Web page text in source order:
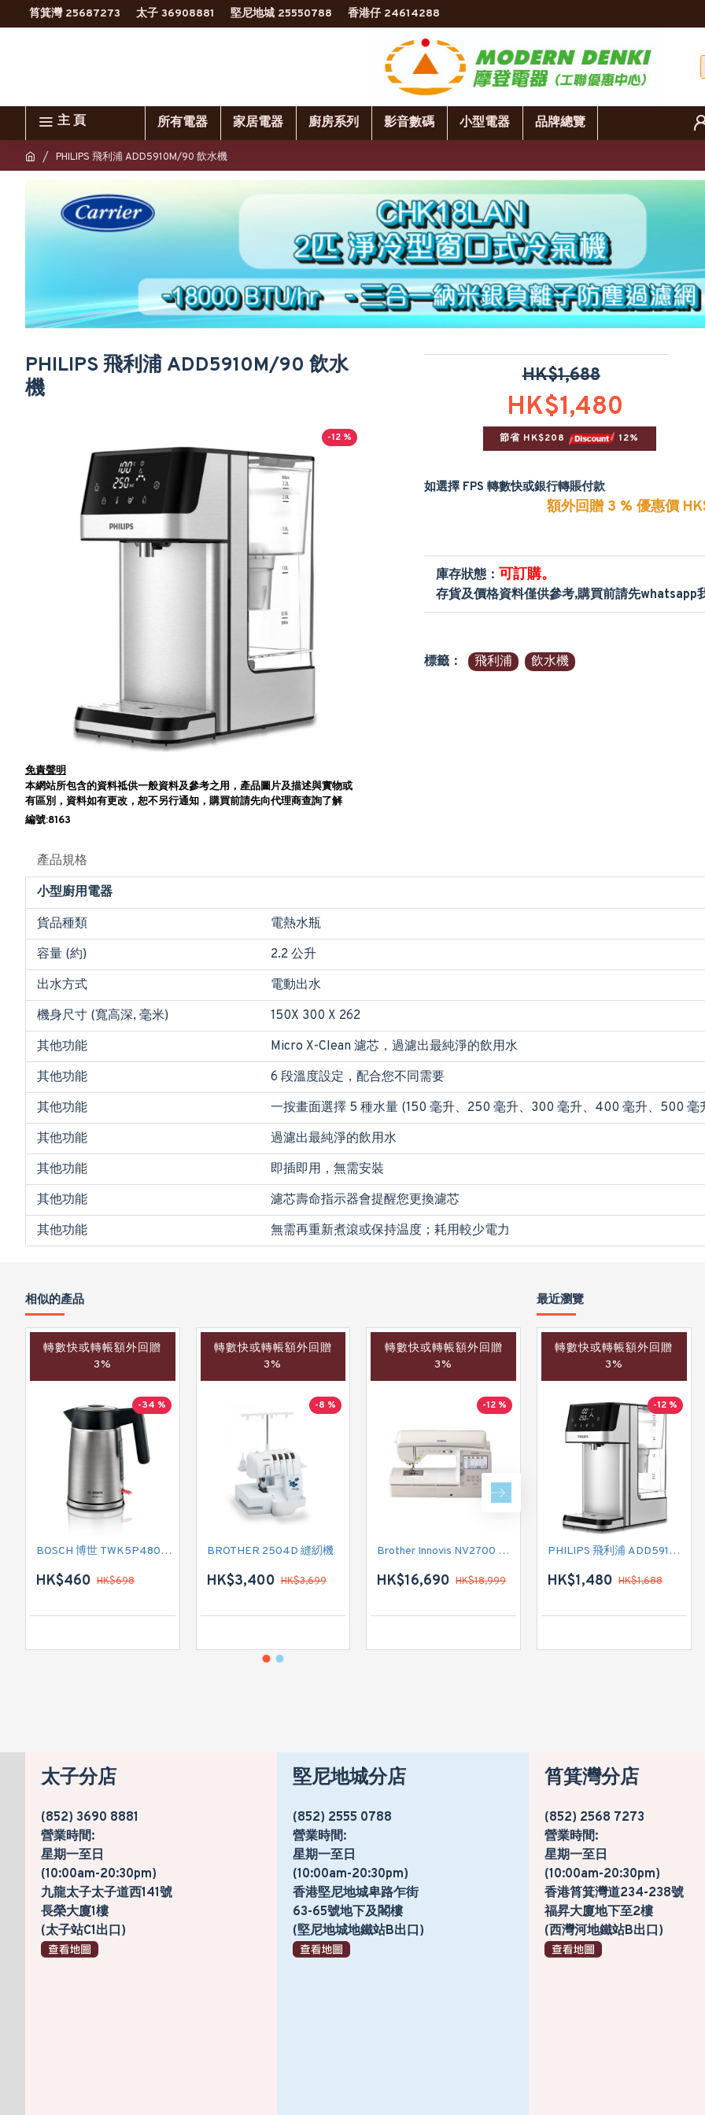
筲箕灣 25687273 太子 36908881 堅尼地城 25550788 香港仔 24614288
主 頁 所有電器 家居電器 廚房系列 影音數碼 小型電器 品牌總覽
PHILIPS 飛利浦 ADD5910M/90 飲水機
PHILIPS 飛利浦 ADD5910M/90 飲水
機
-12 %
免責聲明
本網站所包含的資料祗供一般資料及參考之用，產品圖片及描述與實物或
有區別，資料如有更改，恕不另行通知，購買前請先向代理商查詢了解
編號:8163
HK$1,480
HK$1,688
節省 HK$208 12%
如選擇 FPS 轉數快或銀行轉賬付款
額外回贈 3 % 優惠價
庫存狀態： 可訂購。
存貨及價格資料僅供參考,購買前請先whatsapp
標籤： 飛利浦 飲水機
產品規格
小型廚用電器
貨品種類
電熱水瓶
容量 (約)
2.2 公升
出水方式
電動出水
機身尺寸 (寬高深, 毫米)
150X 300 X 262
其他功能
Micro X-Clean 濾芯，過濾出最純淨的飲用水
其他功能
6 段溫度設定，配合您不同需要
其他功能
一按畫面選擇 5 種水量 (150 毫升、250 毫升、300 毫升、400 毫升、500 毫
其他功能
過濾出最純淨的飲用水
其他功能
即插即用，無需安裝
其他功能
濾芯壽命指示器會提醒您更換濾芯
其他功能
無需再重新煮滾或保持温度；耗用較少電力
相似的產品
轉數快或轉帳額外回贈
3%
-34 %
BOSCH 博世 TWK5P480GB 電熱式水壺
HK$460 HK$698
轉數快或轉帳額外回贈
3%
-8 %
BROTHER 2504D 縫紉機
HK$3,400 HK$3,699
轉數快或轉帳額外回贈
3%
-12 %
Brother Innovis NV2700 家用縫紉機
HK$16,690 HK$18,999
轉數快或轉帳額外回贈
3%
-22 %
Brother 家用縫紉機 GS3786K
HK$2,350 HK$2,999
最近瀏覽
轉數快或轉帳額外回贈
3%
-12 %
PHILIPS 飛利浦 ADD5910M/90 飲水機
HK$1,480 HK$1,688
太子分店
(852) 3690 8881
營業時間:
星期一至日
(10:00am-20:30pm)
九龍太子太子道西141號
長榮大廈1樓
(太子站C1出口)
堅尼地城分店
(852) 2555 0788
營業時間:
星期一至日
(10:00am-20:30pm)
香港堅尼地城卑路乍街
63-65號地下及閣樓
(堅尼地城地鐵站B出口)
筲箕灣分店
(852) 2568 7273
營業時間:
星期一至日
(10:00am-20:30pm)
香港筲箕灣道234-238號
福昇大廈地下至2樓
(西灣河地鐵站B出口)